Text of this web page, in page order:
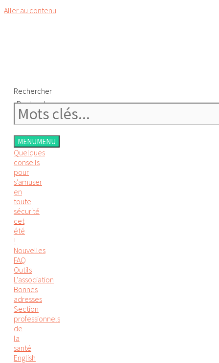
Aller au contenu
Rechercher
Rechercher
MENUMENU
Quelques
conseils
pour
s’amuser
en
toute
sécurité
cet
été
!
Nouvelles
FAQ
Outils
L'association
Bonnes
adresses
Section
professionnels
de
la
santé
English